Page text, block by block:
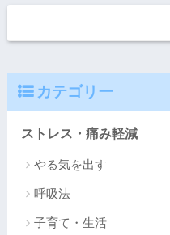
カテゴリー
ストレス・痛み軽減
やる気を出す
呼吸法
子育て・生活